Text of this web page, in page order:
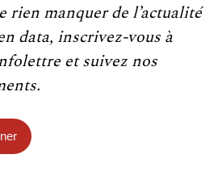
rien manquer de l’actualité
data, inscrivez-vous à
et suivez nos